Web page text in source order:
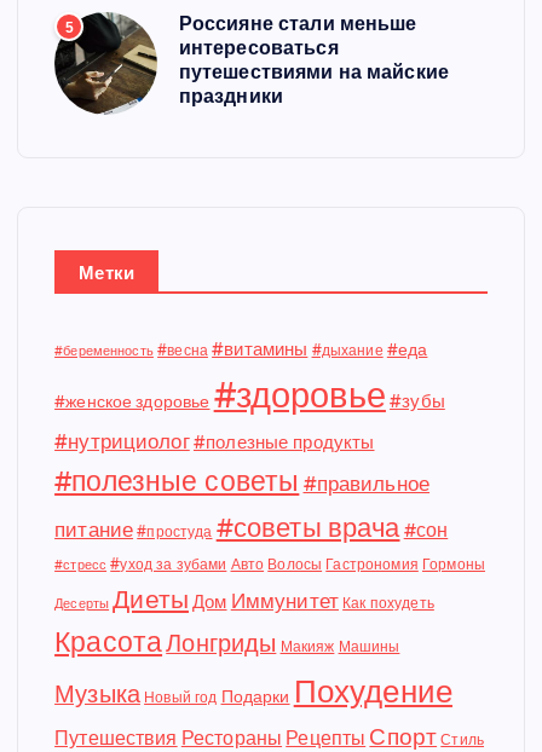
5
Россияне стали меньше
интересоваться
путешествиями на майские
праздники
Метки
#беременность #весна #витамины #дыхание #еда
#женское здоровье #здоровье #зубы
#нутрициолог#полезные продукты
#полезные советы #правильное
питание #простуда #советы врача#сон
#стресс #уход за зубами Авто Волосы Гастрономия Гормоны
Десерты Диеты Дом Иммунитет Как похудеть
КрасотаЛонгриды Макияж Машины
Музыка Новый год Подарки Похудение
Путешествия Рестораны Рецепты Спорт Стиль